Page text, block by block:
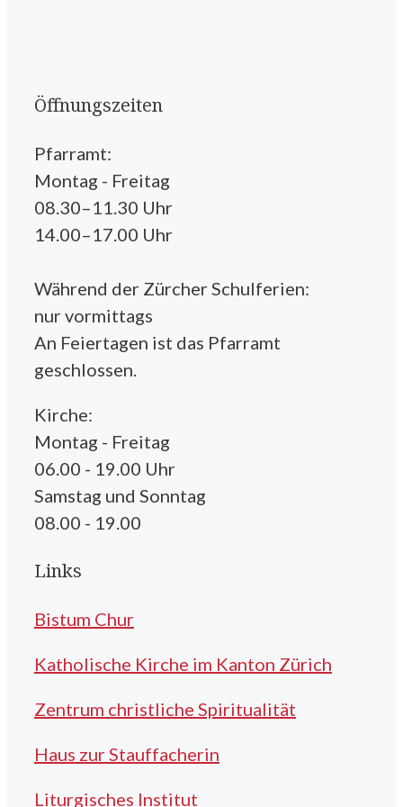
Öffnungszeiten
Pfarramt:
Montag - Freitag
08.30–11.30 Uhr
14.00–17.00 Uhr
Während der Zürcher Schulferien:
nur vormittags
An Feiertagen ist das Pfarramt
geschlossen.
Kirche:
Montag - Freitag
06.00 - 19.00 Uhr
Samstag und Sonntag
08.00 - 19.00
Links
Bistum Chur
Katholische Kirche im Kanton Zürich
Zentrum christliche Spiritualität
Haus zur Stauffacherin
Liturgisches Institut